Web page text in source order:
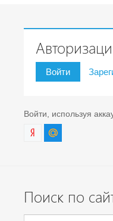
Войти
Войти, используя
Поиск по